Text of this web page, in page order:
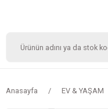
Anasayfa EV & YAŞAM